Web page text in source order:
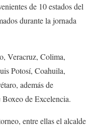
de 10 estados del
durante la jornada
Veracruz, Colima,
Potosí, Coahuila,
además de
de Excelencia.
entre ellas el alcalde